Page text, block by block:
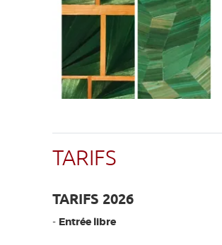
TARIFS
TARIFS 2026
- Entrée libre